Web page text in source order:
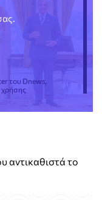
του Dnews,
χρήσης
αντικαθιστά το